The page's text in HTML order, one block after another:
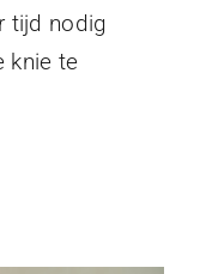
tijd nodig
knie te